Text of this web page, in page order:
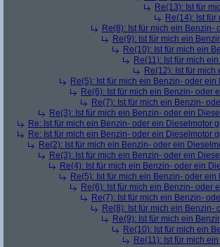
Re(13): Ist für
Re(14): Ist
Re(8): Ist für mich ein
Re(9): Ist für mich ein
Re(10): Ist für mich ein
Re(11): Ist für mich
Re(12): Ist für
Re(5): Ist für mich ein Benzin- oder
Re(6): Ist für mich ein Benzin- oder
Re(7): Ist für mich ein Benzin-
Re(3): Ist für mich ein Benzin- oder ein
Re: Ist für mich ein Benzin- oder ein Dieselmotor
Re: Ist für mich ein Benzin- oder ein Dieselmotor
Re(2): Ist für mich ein Benzin- oder ein
Re(3): Ist für mich ein Benzin- oder ein
Re(4): Ist für mich ein Benzin- oder ein
Re(5): Ist für mich ein Benzin- oder
Re(6): Ist für mich ein Benzin- oder
Re(7): Ist für mich ein Benzin-
Re(8): Ist für mich ein
Re(9): Ist für mich ein
Re(10): Ist für mich ein
Re(11): Ist für mich